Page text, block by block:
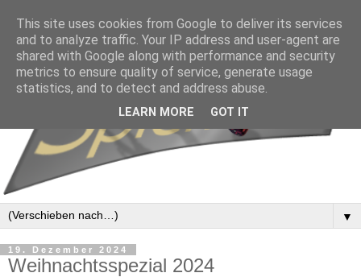
▼
19. Dezember 2024
Weihnachtsspezial 2024
This site uses cookies from Google to deliver its services
and to analyze traffic. Your IP address and user-agent are
shared with Google along with performance and security
metrics to ensure quality of service, generate usage
statistics, and to detect and address abuse.
LEARN MORE GOT IT